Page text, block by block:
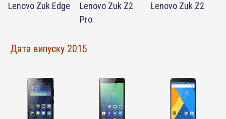
Lenovo Zuk Edge
Lenovo Zuk Z2
Pro
Lenovo Zuk Z2
Дата випуску 2015